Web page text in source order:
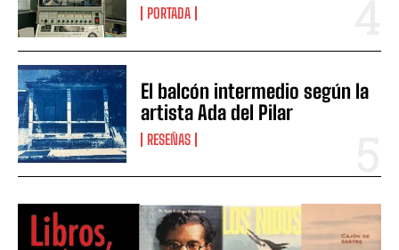
PORTADA
El balcón intermedio según la
artista Ada del Pilar
RESEÑAS